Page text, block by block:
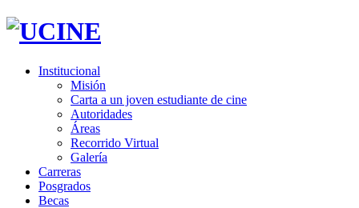
Institucional
Misión
Carta a un joven estudiante de cine
Autoridades
Áreas
Recorrido Virtual
Galería
Carreras
Posgrados
Becas